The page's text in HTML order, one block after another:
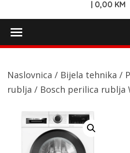
| 0,00 KM
Naslovnica / Bijela tehnika /
rublja / Bosch perilica rublja